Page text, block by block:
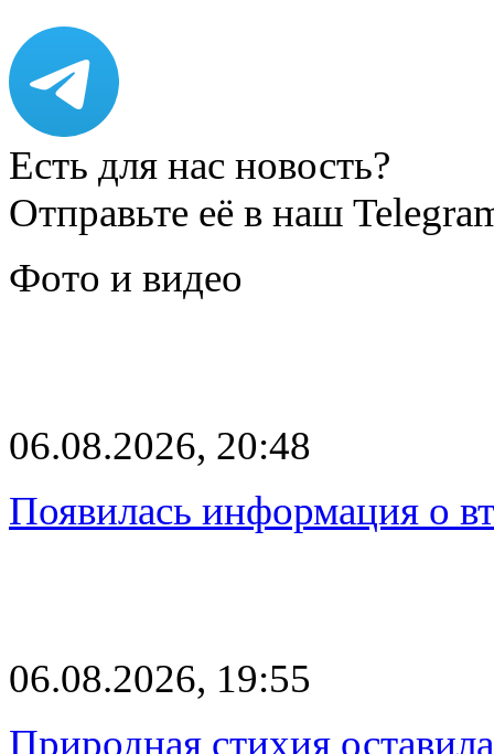
Есть для нас новость?
Отправьте её в наш
Фото и видео
06.08.2026, 20:48
Появилась информация о
06.08.2026, 19:55
Природная стихия